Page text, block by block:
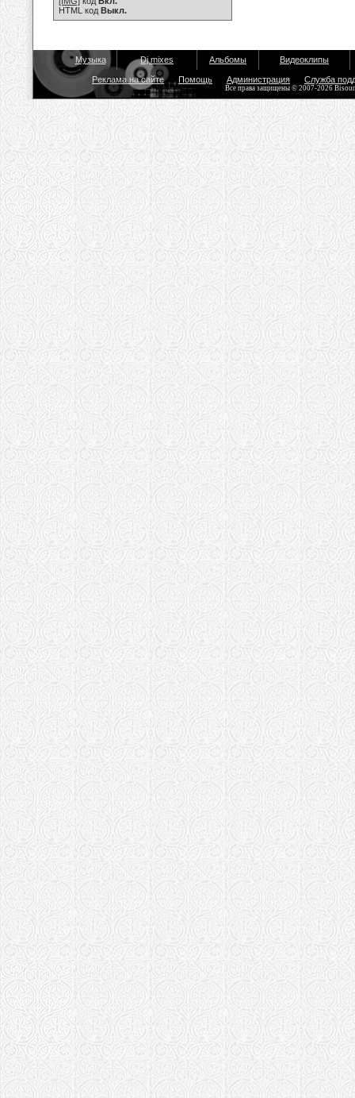
HTML код Выкл.
Музыка Dj mixes Альбомы Видеоклипы
Реклама на сайте Помощь Администрация Служба
Все права защищены © 2007-2026